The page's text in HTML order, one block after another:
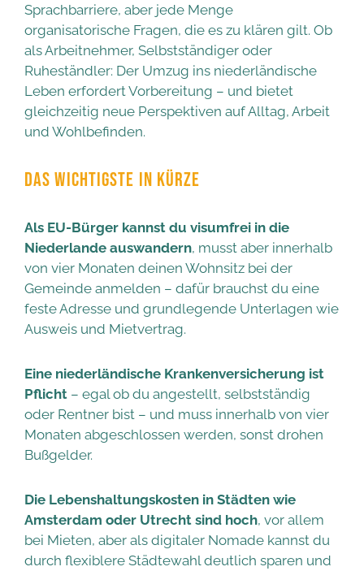
Sprachbarriere, aber jede Menge
organisatorische Fragen, die es zu klären gilt. Ob
als Arbeitnehmer, Selbstständiger oder
Ruheständler: Der Umzug ins niederländische
Leben erfordert Vorbereitung – und bietet
gleichzeitig neue Perspektiven auf Alltag, Arbeit
und Wohlbefinden.
DAS WICHTIGSTE IN KÜRZE
Als EU-Bürger kannst du visumfrei in die
Niederlande auswandern, musst aber innerhalb
von vier Monaten deinen Wohnsitz bei der
Gemeinde anmelden – dafür brauchst du eine
feste Adresse und grundlegende Unterlagen wie
Ausweis und Mietvertrag.
Eine niederländische Krankenversicherung ist
Pflicht – egal ob du angestellt, selbstständig
oder Rentner bist – und muss innerhalb von vier
Monaten abgeschlossen werden, sonst drohen
Bußgelder.
Die Lebenshaltungskosten in Städten wie
Amsterdam oder Utrecht sind hoch, vor allem
bei Mieten, aber als digitaler Nomade kannst du
durch flexiblere Städtewahl deutlich sparen und